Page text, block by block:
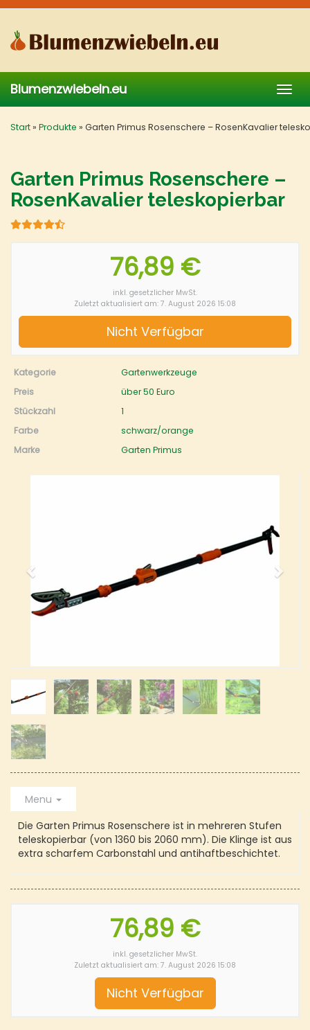
Skip
main
content
Blumenzwiebeln.eu
Start» Produkte » Garten Primus Rosenschere – RosenKavalier
Garten Primus Rosenschere –
RosenKavalier teleskopierbar
76,89 €
inkl. gesetzlicher MwSt.
Zuletzt aktualisiert am: 7. August 2026 15:08
Nicht Verfügbar
Kategorie
Gartenwerkzeuge
Preis
über 50 Euro
Stückzahl
1
Farbe
schwarz/orange
Marke
Garten Primus
Menu
Die Garten Primus Rosenschere ist in mehreren Stufen
teleskopierbar (von 1360 bis 2060 mm). Die Klinge ist aus
extra scharfem Carbonstahl und antihaftbeschichtet.
76,89 €
inkl. gesetzlicher MwSt.
Zuletzt aktualisiert am: 7. August 2026 15:08
Nicht Verfügbar